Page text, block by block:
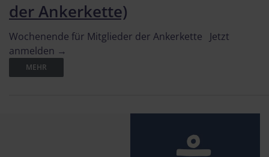
der Ankerkette)
Wochenende für Mitglieder der Ankerkette Jetzt
anmelden →
MEHR